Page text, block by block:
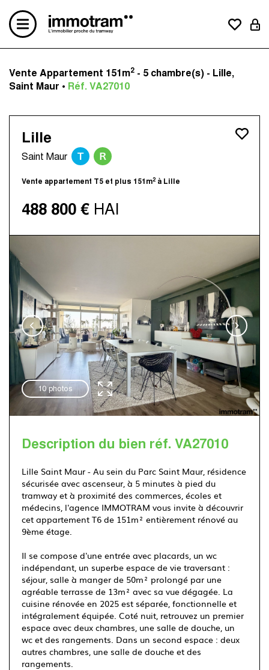
Acheter un bien
Vendre un bien
Le concept
Nos avis clients
Contactez-nous
Nos agences
Immotram La Madeleine
Immotram Marcq-en-Baroeul
Immotram Villeneuve d'Ascq
03 20 555 222
Vente Appartement 151m2 - 5 chambre(s) - Lille,
Saint Maur • Réf. VA27010
Lille
Saint Maur T R
Vente appartement T5 et plus 151m2 à Lille
488 800 € HAI
10 photos
Description du bien réf. VA27010
Lille Saint Maur - Au sein du Parc Saint Maur, résidence
sécurisée avec ascenseur, à 5 minutes à pied du
tramway et à proximité des commerces, écoles et
médecins, l'agence IMMOTRAM vous invite à découvrir
cet appartement T6 de 151m² entièrement rénové au
9ème étage.
Il se compose d'une entrée avec placards, un wc
indépendant, un superbe espace de vie traversant :
séjour, salle à manger de 50m² prolongé par une
agréable terrasse de 13m² avec sa vue dégagée. La
cuisine rénovée en 2025 est séparée, fonctionnelle et
intégralement équipée. Coté nuit, retrouvez un premier
espace avec deux chambres, une salle de douche, un
wc et des rangements. Dans un second espace : deux
autres chambres, une salle de douche et des
rangements.